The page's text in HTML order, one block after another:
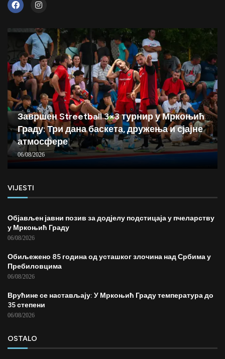
Завршен Streetball 3×3 турнир у Мркоњић
Граду: Три дана баскета, дружења и сјајне
атмосфере
06/08/2026
VIJESTI
Објављен јавни позив за додјелу подстицаја у пчеларству
у Мркоњић Граду
06/08/2026
Обиљежено 85 година од усташког злочина над Србима у
Пребиловцима
06/08/2026
Врућине се настављају: У Мркоњић Граду температура до
35 степени
06/08/2026
OSTALO